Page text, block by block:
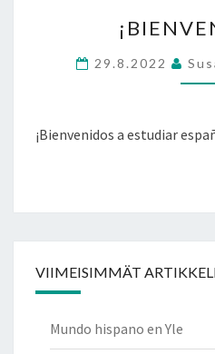
29.8.2022
¡Bienvenidos a estudiar
VIIMEISIMMÄT
Mundo hispano en Yle